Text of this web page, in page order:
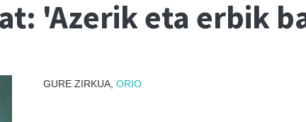
'Azerik eta erbik
GURE ZIRKUA, ORIO